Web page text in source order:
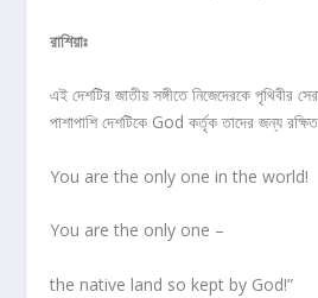
রাশিয়াঃ
এই দেশটির জাতীয় সঙ্গীতে নিজেদেরকে পৃথিবীর
পাশাপাশি দেশটিকে God কর্তৃক তাদের জন্য
You are the only one in the world!
You are the only one –
the native land so kept by God!”